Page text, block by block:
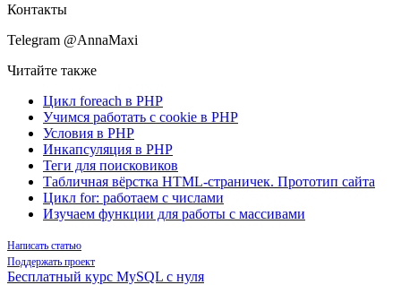
Контакты
Telegram @AnnaMaxi
Читайте также
Цикл foreach в PHP
Учимся работать с cookie в PHP
Условия в PHP
Инкапсуляция в PHP
Теги для поисковиков
Табличная вёрстка HTML-страничек. Прототип сайта
Цикл for: работаем с числами
Изучаем функции для работы с массивами
Написать статью
Поддержать проект
Бесплатный курс MySQL с нуля